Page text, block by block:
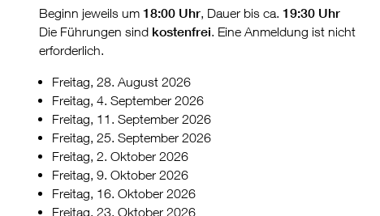
Beginn jeweils um 18:00 Uhr, Dauer bis ca. 19:30 Uhr
Die Führungen sind kostenfrei. Eine Anmeldung ist nicht
erforderlich.
Freitag, 28. August 2026
Freitag, 4. September 2026
Freitag, 11. September 2026
Freitag, 25. September 2026
Freitag, 2. Oktober 2026
Freitag, 9. Oktober 2026
Freitag, 16. Oktober 2026
Freitag, 23. Oktober 2026